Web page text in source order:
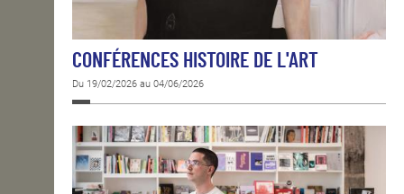
CONFÉRENCES HISTOIRE DE L'ART
Du 19/02/2026 au 04/06/2026